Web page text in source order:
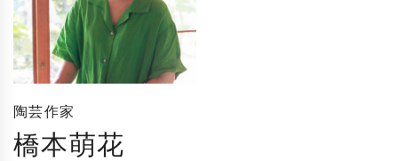
陶芸作家
橋本萌花